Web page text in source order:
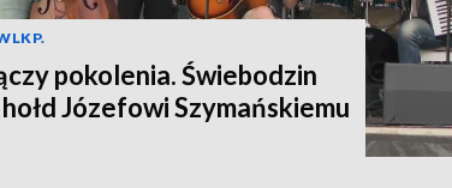
pokolenia. Świebodzin
Józefowi Szymańskiemu